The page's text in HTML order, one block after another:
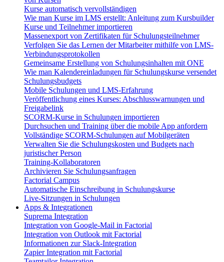
Kurse automatisch vervollständigen
Wie man Kurse im LMS erstellt: Anleitung zum Kursbuilder
Kurse und Teilnehmer importieren
Massenexport von Zertifikaten für Schulungsteilnehmer
Verfolgen Sie das Lernen der Mitarbeiter mithilfe von LMS-
Verbindungsprotokollen
Gemeinsame Erstellung von Schulungsinhalten mit ONE
Wie man Kalendereinladungen für Schulungskurse versendet
Schulungsbudgets
Mobile Schulungen und LMS-Erfahrung
Veröffentlichung eines Kurses: Abschlusswarnungen und
Freigabelink
SCORM-Kurse in Schulungen importieren
Durchsuchen und Training über die mobile App anfordern
Vollständige SCORM-Schulungen auf Mobilgeräten
Verwalten Sie die Schulungskosten und Budgets nach
juristischer Person
Training-Kollaboratoren
Archivieren Sie Schulungsanfragen
Factorial Campus
Automatische Einschreibung in Schulungskurse
Live-Sitzungen in Schulungen
Apps & Integrationen
Suprema Integration
Integration von Google-Mail in Factorial
Integration von Outlook mit Factorial
Informationen zur Slack-Integration
Zapier Integration mit Factorial